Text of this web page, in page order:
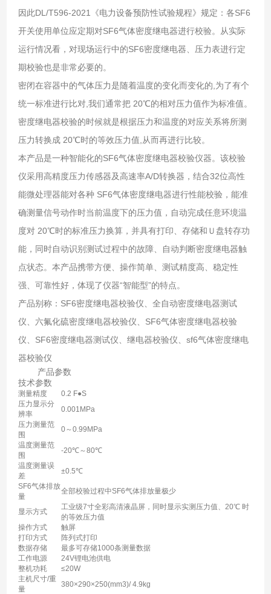
因此DL/T596-2021《电力设备预防性试验规程》规定：各SF6
开关使用单位应定期对SF6气体密度继电器进行校验。从实际
运行情况看，对现场运行中的SF6密度继电器、压力表进行定
期校验也是非常必要的。
密闭在容器中的气体压力是随着温度的变化而变化的,为了有个
统一标准进行比对,我们通常把 20℃的相对压力值作为标准值。
密度继电器校验的时候就是根据压力和温度的对应关系将所测
压力转换成 20℃时的等效压力值,从而再进行比较。
本产品是一种智能化的SF6气体密度继电器校验仪器。该校验
仪采用高精度压力传感器及高速率A/D转换器，结合32位高性
能微处理器能对各种 SF6气体密度继电器进行性能校验，能准
确测量信号动作时当前温度下的压力值，自动完成任意环境温
度对 20℃时的标准压力换算，并具有打印、存储和Ｕ盘转存功
能，同时自动识别测试过程中的故障、自动判断密度继电器触
点状态。本产品携带方便、操作简单、测试精度高、稳定性
强、可靠性好，体现了仪器“智能型”的特点。
产品别称：SF6密度继电器校验仪、全自动密度继电器测试
仪、六氟化硫密度继电器校验仪、SF6气体密度继电器校验
仪、SF6密度继电器测试仪、继电器校验仪、sf6气体密度继电
器校验仪
产品参数
技术参数
测量精度
0.2 F●S
压力显示分
辨率
0.001MPa
压力测量范
围
0～0.99MPa
温度测量范
围
-20℃～80℃
温度测量误
差
±0.5℃
SF6气体排放
量
全部校验过程中SF6气体排放量极少
显示方式
工业级7寸全彩高清液晶屏，同时显示实测压力值、20℃ 时
的等效压力值
操作方式
触屏
打印方式
阵列式打印
数据存储
最多可存储1000条测量数据
工作电源
24V锂电池供电
整机功耗
≤20W
主机尺寸/重
量
380×290×250(mm3)/ 4.9kg